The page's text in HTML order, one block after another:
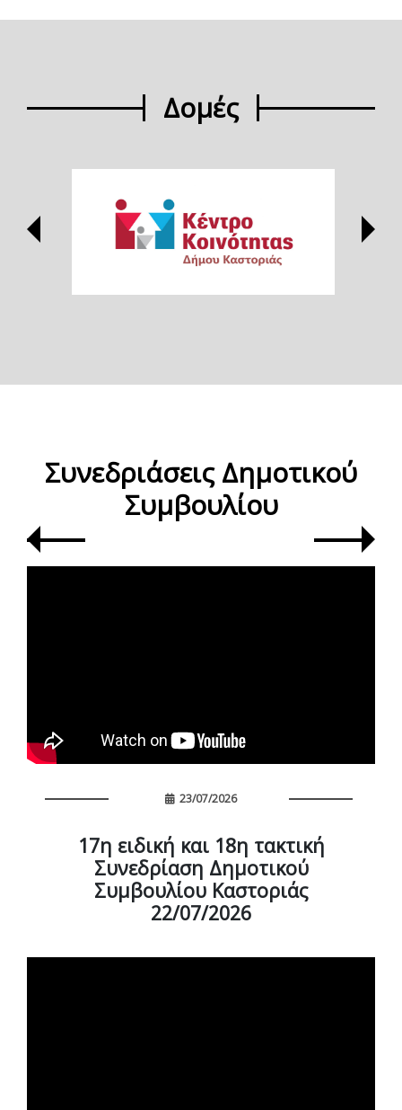
Δομές
Συνεδριάσεις Δημοτικού
Συμβουλίου
23/07/2026
17η ειδική και 18η τακτική
Συνεδρίαση Δημοτικού
Συμβουλίου Καστοριάς
22/07/2026